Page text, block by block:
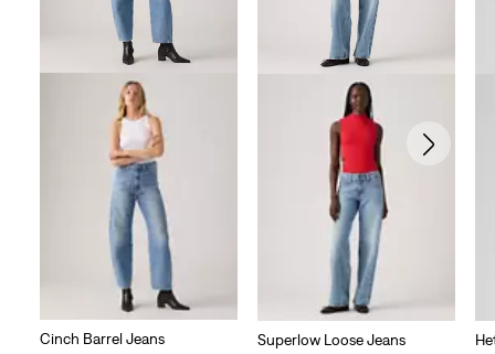
Cinch Barrel Jeans
Superlow Loose Jeans